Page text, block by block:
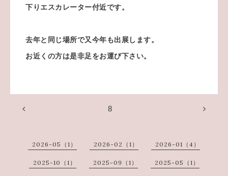
下りエスカレーター付近です。
去年と同じ場所で又今年も出展します。
お近くの方は是非足をお運び下さい。
8
2026-05（1） 2026-02（1） 2026-01（4）
2025-10（1） 2025-09（1） 2025-05（1）